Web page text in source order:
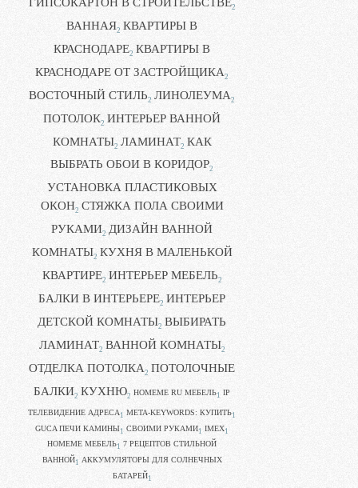
2
ВАННАЯ2 КВАРТИРЫ В
КРАСНОДАРЕ2 КВАРТИРЫ В
КРАСНОДАРЕ ОТ ЗАСТРОЙЩИКА2
ВОСТОЧНЫЙ СТИЛЬ2 ЛИНОЛЕУМА2
ПОТОЛОК2 ИНТЕРЬЕР ВАННОЙ
КОМНАТЫ2 ЛАМИНАТ2 КАК
ВЫБРАТЬ ОБОИ В КОРИДОР2
УСТАНОВКА ПЛАСТИКОВЫХ
ОКОН2 СТЯЖКА ПОЛА СВОИМИ
РУКАМИ2 ДИЗАЙН ВАННОЙ
КОМНАТЫ2 КУХНЯ В МАЛЕНЬКОЙ
КВАРТИРЕ2 ИНТЕРЬЕР МЕБЕЛЬ2
БАЛКИ В ИНТЕРЬЕРЕ2 ИНТЕРЬЕР
ДЕТСКОЙ КОМНАТЫ2 ВЫБИРАТЬ
ЛАМИНАТ2 ВАННОЙ КОМНАТЫ2
ОТДЕЛКА ПОТОЛКА2 ПОТОЛОЧНЫЕ
БАЛКИ2 КУХНЮ2 HOMEME RU МЕБЕЛЬ1 IP
ТЕЛЕВИДЕНИЕ АДРЕСА 1 META-KEYWORDS: КУПИТЬ1
GUCA ПЕЧИ КАМИНЫ1 CВОИМИ РУКАМИ1 IMEX1
HOMEME МЕБЕЛЬ1 7 РЕЦЕПТОВ СТИЛЬНОЙ
ВАННОЙ1 АККУМУЛЯТОРЫ ДЛЯ СОЛНЕЧНЫХ
БАТАРЕЙ1